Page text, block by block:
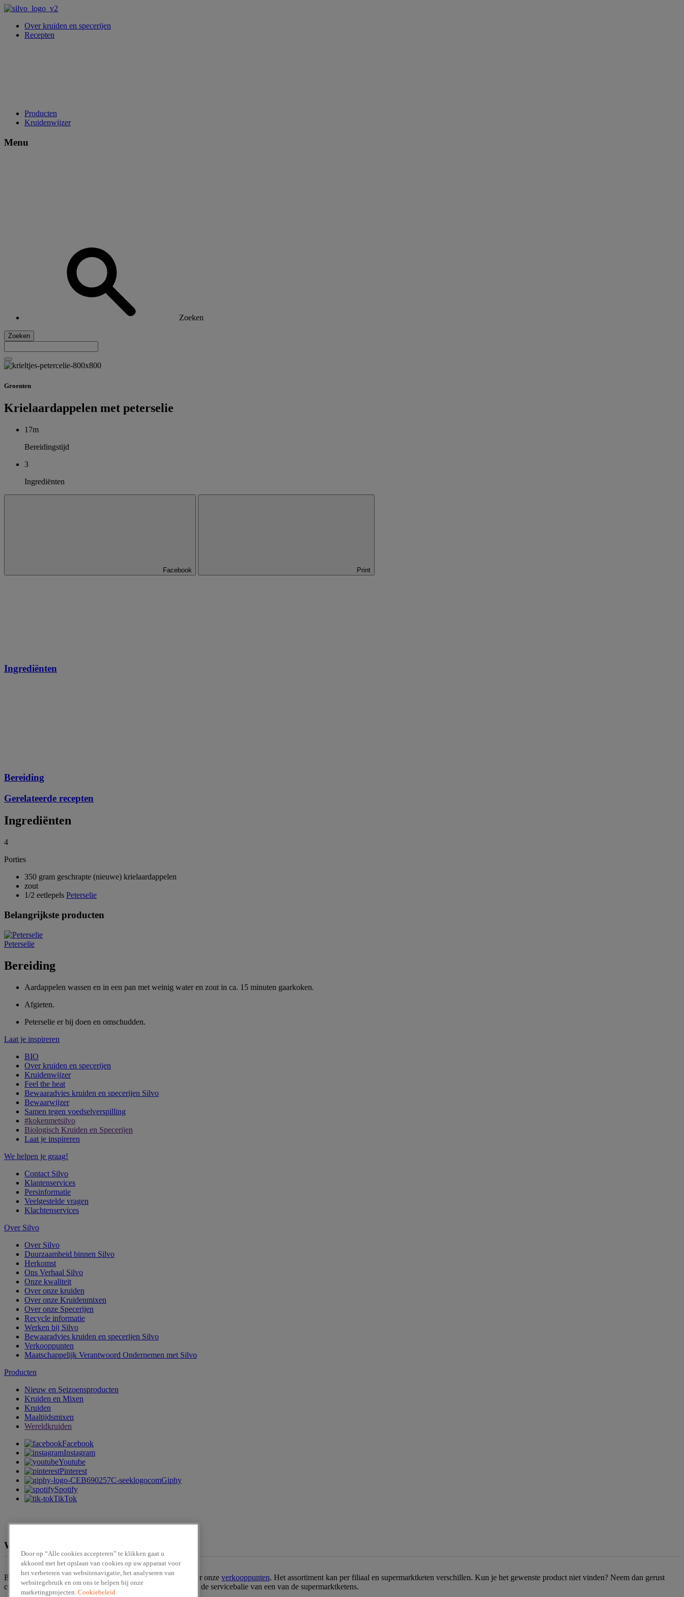
Over kruiden en specerijen
Recepten
Producten
Kruidenwijzer
Menu
Zoeken
Zoeken
Groenten
Krielaardappelen met peterselie
17m
Bereidingstijd
3
Ingrediënten
Facebook Print
Ingrediënten
Bereiding
Gerelateerde recepten
Ingrediënten
4
Porties
350 gram geschrapte (nieuwe) krielaardappelen
zout
1/2 eetlepels Peterselie
Belangrijkste producten
Peterselie
Bereiding
Aardappelen wassen en in een pan met weinig water en zout in ca. 15 minuten gaarkoken.
Afgieten.
Peterselie er bij doen en omschudden.
Laat je inspireren
BIO
Over kruiden en specerijen
Kruidenwijzer
Feel the heat
Bewaaradvies kruiden en specerijen Silvo
Bewaarwijzer
Samen tegen voedselverspilling
#kokenmetsilvo
Biologisch Kruiden en Specerijen
Laat je inspireren
We helpen je graag!
Contact Silvo
Klantenservices
Persinformatie
Veelgestelde vragen
Klachtenservices
Over Silvo
Over Silvo
Duurzaamheid binnen Silvo
Herkomst
Ons Verhaal Silvo
Onze kwaliteit
Over onze kruiden
Over onze Kruidenmixen
Over onze Specerijen
Recycle informatie
Werken bij Silvo
Bewaaradvies kruiden en specerijen Silvo
Verkooppunten
Maatschappelijk Verantwoord Ondernemen met Silvo
Producten
Nieuw en Seizoensproducten
Kruiden en Mixen
Kruiden
Maaltijdsmixen
Wereldkruiden
Facebook
Instagram
Youtube
Pinterest
Giphy
Spotify
TikTok
We zijn te verkrijgen bij
Ben jij op zoek naar een van onze producten? Bekijk dan hier onze verkooppunten. Het assortiment kan per filiaal en supermarktketen verschillen. Kun je het gewenste product niet vinden? Neem dan gerust
contact op met onzeklantenservice. Of bestel het product via de servicebalie van een van de supermarktketens.
Door op “Alle cookies accepteren” te klikken gaat u
akkoord met het opslaan van cookies op uw apparaat voor
het verbeteren van websitenavigatie, het analyseren van
websitegebruik en om ons te helpen bij onze
marketingprojecten. Cookiebeleid